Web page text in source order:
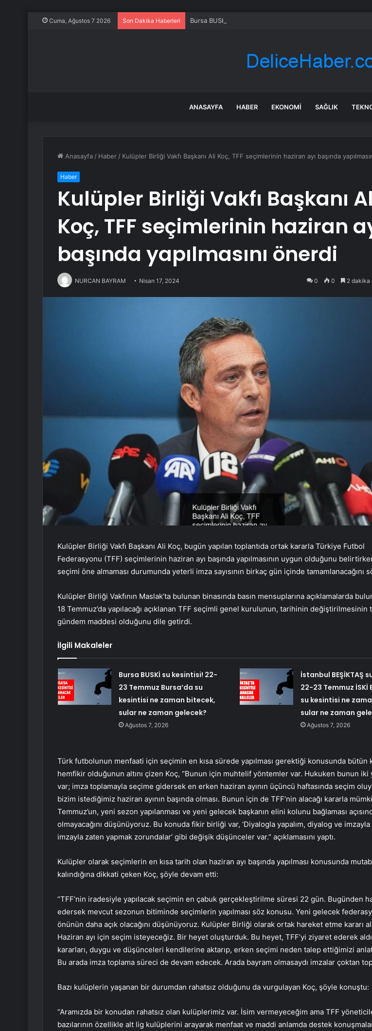
Cuma, Ağustos 7 2026 Son Dakika Haberleri Bursa BUSKİ su kesintisi! 22-23 Temmuz Bursa’da su
ANASAYFA HABER EKONOMI SAĞLIK
Anasayfa / Haber / Kulüpler Birliği Vakfı Başkanı Ali Koç, TFF seçimlerinin haziran ayı başında
Haber
Kulüpler Birliği Vakfı Başkanı
Koç, TFF seçimlerinin haziran
başında yapılmasını önerdi
NURCAN BAYRAM Nisan 17, 2024 0 0 2 dakika
Kulüpler Birliği Vakfı Başkanı Ali Koç, bugün yapılan toplantıda ortak kararla Türkiye Futbol
Federasyonu (TFF) seçimlerinin haziran ayı başında yapılmasının uygun olduğunu
seçimi öne almaması durumunda yeterli imza sayısının birkaç gün içinde tamamlanacağını
Kulüpler Birliği Vakfının Maslak’ta bulunan binasında basın mensuplarına açıklamalarda
18 Temmuz’da yapılacağı açıklanan TFF seçimli genel kurulunun, tarihinin değiştirilmesinin
gündem maddesi olduğunu dile getirdi.
İlgili Makaleler
Bursa BUSKİ su kesintisi! 22-
23 Temmuz Bursa’da su
kesintisi ne zaman bitecek,
sular ne zaman gelecek?
Ağustos 7, 2026
İstanbul BEŞİKTAŞ
22-23 Temmuz İSKİ
su kesintisi ne
sular ne zaman
Ağustos 7, 2026
Türk futbolunun menfaati için seçimin en kısa sürede yapılması gerektiği konusunda bütün
hemfikir olduğunun altını çizen Koç, “Bunun için muhtelif yöntemler var. Hukuken bunun iki
var; imza toplamayla seçime gidersek en erken haziran ayının üçüncü haftasında seçim
bizim istediğimiz haziran ayının başında olması. Bunun için de TFF’nin alacağı kararla
Temmuz’un, yeni sezon yapılanması ve yeni gelecek başkanın elini kolunu bağlaması
olmayacağını düşünüyoruz. Bu konuda fikir birliği var, ‘Diyalogla yapalım, diyalog ve imzayla
imzayla zaten yapmak zorundalar’ gibi değişik düşünceler var.” açıklamasını yaptı.
Kulüpler olarak seçimlerin en kısa tarih olan haziran ayı başında yapılması konusunda
kalındığına dikkati çeken Koç, şöyle devam etti:
“TFF’nin iradesiyle yapılacak seçimin en çabuk gerçekleştirilme süresi 22 gün. Bugünden
edersek mevcut sezonun bitiminde seçimlerin yapılması söz konusu. Yeni gelecek
önünün daha açık olacağını düşünüyoruz. Kulüpler Birliği olarak ortak hareket etme kararı
Haziran ayı için seçim isteyeceğiz. Bir heyet oluşturduk. Bu heyet, TFF’yi ziyaret ederek
kararları, duygu ve düşünceleri kendilerine aktarıp, erken seçimi neden talep ettiğimizi
Bu arada imza toplama süreci de devam edecek. Arada bayram olmasaydı imzalar çoktan
Bazı kulüplerin yaşanan bir durumdan rahatsız olduğunu da vurgulayan Koç, şöyle konuştu:
“Aramızda bir konudan rahatsız olan kulüplerimiz var. İsim vermeyeceğim ama TFF
bazılarının özellikle alt lig kulüplerini arayarak menfaat ve maddi anlamda destek